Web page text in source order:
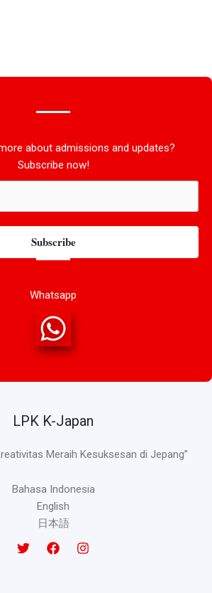
about admissions and updates?
Subscribe now!
Subscribe
Whatsapp
LPK K-Japan
Meraih Kesuksesan di Jepang”
Bahasa Indonesia
English
日本語